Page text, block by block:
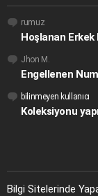
rumuz
Hoşlanan Erkek
Jhon M.
Engellenen
bilinmeyen kullanıcı
Koleksiyonu
Bilgi Sitelerinde